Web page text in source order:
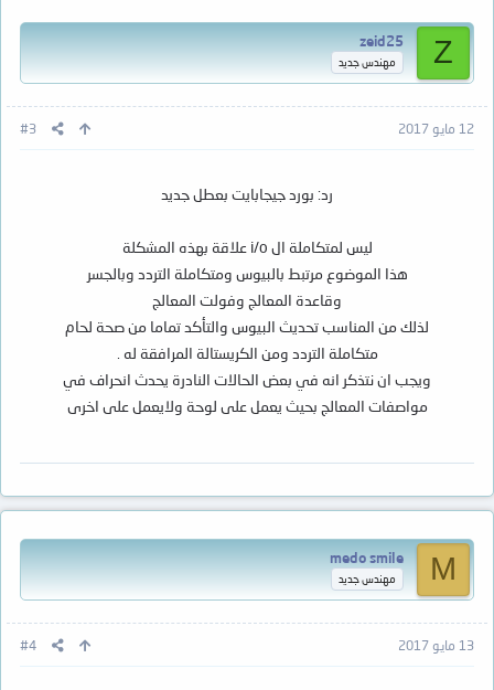
Z
zeid25
مهندس جديد
12 مايو 2017 #3
رد: بورد جيجابايت بعطل جديد
ليس لمتكاملة ال i/o علاقة بهذه المشكلة
هذا الموضوع مرتبط بالبيوس ومتكاملة التردد وبالجسر
وقاعدة المعالج وفولت المعالج
لذلك من المناسب تحديث البيوس والتأكد تماما من صحة لحام
متكاملة التردد ومن الكريستالة المرافقة له .
ويجب ان نتذكر انه في بعض الحالات النادرة يحدث انحراف في
مواصفات المعالج بحيث يعمل على لوحة ولايعمل على اخرى
M
medo smile
مهندس جديد
13 مايو 2017 #4